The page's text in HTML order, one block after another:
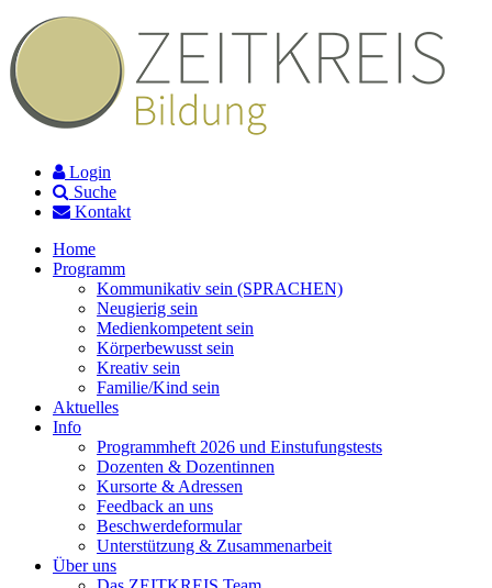
Login
Suche
Kontakt
Home
Programm
Kommunikativ sein (SPRACHEN)
Neugierig sein
Medienkompetent sein
Körperbewusst sein
Kreativ sein
Familie/Kind sein
Aktuelles
Info
Programmheft 2026 und Einstufungstests
Dozenten & Dozentinnen
Kursorte & Adressen
Feedback an uns
Beschwerdeformular
Unterstützung & Zusammenarbeit
Über uns